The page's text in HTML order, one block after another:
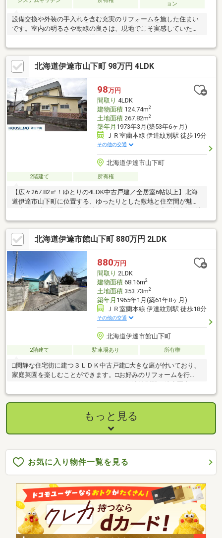
ョン
設備交換や外装の手入れを含む充実のリフォームを施した住まい
です。室内の明るさや動線の良さは、現地でこそ実感していただ
けます。気になる点もその場でご説明いたしますので、ぜひ内覧
にお越しください。
北海道伊達市山下町 98万円 4LDK
98万円
間取り 4LDK
建物面積124.74m2
土地面積267.82m2
築年月 1973年3月(築53年6ヶ月)
ＪＲ室蘭本線 伊達紋別駅 徒歩19分
その他の交通
北海道伊達市山下町
2階建て 所有権
【広々267.82㎡！ゆとりの4LDK中古戸建／全居室6帖以上】北海
道伊達市山下町に位置する、ゆったりとした敷地と住空間が魅力
適な間取りで、ファミリーにもピッタリの4LDK。リビング・ダイ
ニングは明るく開放感があり、家族が自然と集まる空間です。■
永住にもセカンドハウスにもおすすめの立地自然と都市機能が調
和する伊達市で、快適な暮らしを始めませんか？ぜひ現地でご体
感ください！
北海道伊達市館山下町 880万円 2LDK
880万円
間取り 2LDK
建物面積68.16m2
土地面積353.73m2
築年月 1965年1月(築61年8ヶ月)
ＪＲ室蘭本線 伊達紋別駅 徒歩18分
その他の交通
北海道伊達市館山下町
2階建て 駐車場あり 所有権
□閑静な住宅街に建つ３ＬＤＫ中古戸建□大きな庭が付いており、
家庭菜園を楽しむことができます。□お好みのリフォームを行
い、マイホームはいかがでしょうか。□伊達紋別駅が徒歩圏内。□
周辺には、スーパー、ドラッグストア、コンビニなど買い物施設
も充実しております。□お気軽にお問合せください。
もっと見る
お気に入り物件一覧を見る